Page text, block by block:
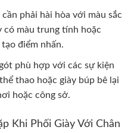
phải hài hòa với màu sắc
có màu trung tính hoặc
điểm nhấn.
phù hợp với các sự kiện
thao hoặc giày búp bê lại
hoặc công sở.
Khi Phối Giày Với Chân